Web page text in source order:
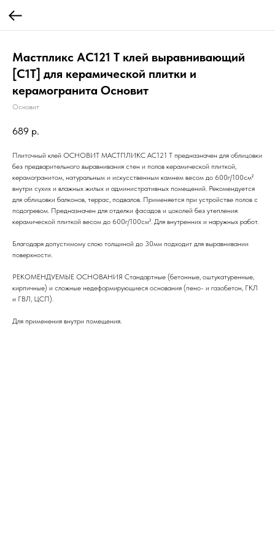
Мастпликс AC121 T клей выравнивающий
[C1T] для керамической плитки и
керамогранита Основит
Основит
689 р.
Плиточный клей ОСНОВИТ МАСТПЛИКС АC121 T предназначен для облицовки
без предварительного выравнивания стен и полов керамической плиткой,
керамогранитом, натуральным и искусственным камнем весом до 600г/100см²
внутри сухих и влажных жилых и административных помещений. Рекомендуется
для облицовки балконов, террас, подвалов. Применяется при устройстве полов с
подогревом. Предназначен для отделки фасадов и цоколей без утепления
керамической плиткой весом до 600г/100см². Для внутренних и наружных работ.
Благодаря допустимому слою толщиной до 30мм подходит для выравнивании
поверхности.
РЕКОМЕНДУЕМЫЕ ОСНОВАНИЯ Стандартные (бетонные, оштукатуренные,
кирпичные) и сложные недеформирующиеся основания (пено- и газобетон, ГКЛ
и ГВЛ, ЦСП).
Для применения внутри помещения.